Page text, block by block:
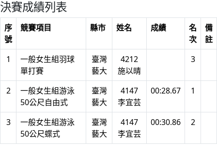
決賽成績列表
序
號
競賽項目 縣市 姓名 成績
名
次
備
註
1
一般女生組羽球
單打賽
臺灣
藝大
4212
施以晴
3
2
一般女生組游泳
50公尺自由式
臺灣
藝大
4147
李宜芸
00:28.67 1
3
一般女生組游泳
50公尺蝶式
臺灣
藝大
4147
李宜芸
00:30.86 2